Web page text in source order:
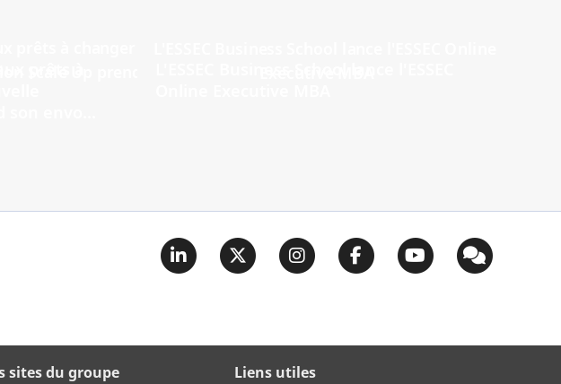
sites du groupe Liens utiles